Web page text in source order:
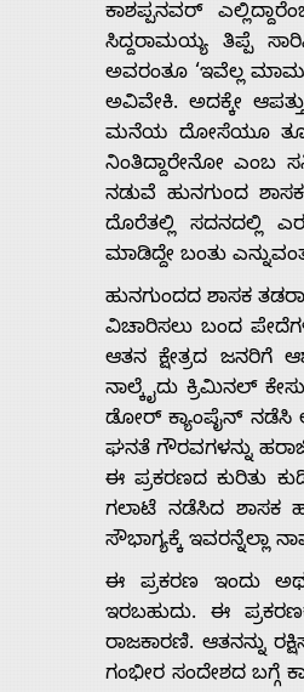
Home
About
Advertise
ಕಾಶಪ್ಪನವರ್
ಸಿದ್ದರಾಮಯ್ಯ ತಿಪ್ಪೆ
ಅವರಂತೂ ‘ಇವೆಲ್ಲ
ಅವಿವೇಕಿ. ಅದಕ್ಕೇ
ಮನೆಯ ದೋಸೆಯೂ ತೂತು
ನಿಂತಿದ್ದಾರೇನೋ ಎಂಬ
ನಡುವೆ ಹುನಗುಂದ
ದೊರೆತಲ್ಲಿ ಸದನದಲ್ಲಿ
ಮಾಡಿದ್ದೇ ಬಂತು
ಹುನಗುಂದದ ಶಾಸಕ
ವಿಚಾರಿಸಲು ಬಂದ
ಆತನ ಕ್ಷೇತ್ರದ ಜನರಿಗೆ
ನಾಲ್ಕೈದು ಕ್ರಿಮಿನಲ್
ಡೋರ್ ಕ್ಯಾಂಪೈನ್ ನಡೆಸಿ
ಘನತೆ ಗೌರವಗಳನ್ನು
ಈ ಪ್ರಕರಣದ ಕುರಿತು
ಗಲಾಟೆ ನಡೆಸಿದ ಶಾಸಕ
ಸೌಭಾಗ್ಯಕ್ಕೆ ಇವರನ್ನೆಲ್ಲಾ
ಈ ಪ್ರಕರಣ ಇಂದು
ಇರಬಹುದು. ಈ
ರಾಜಕಾರಣಿ. ಆತನನ್ನು
ಗಂಭೀರ ಸಂದೇಶದ ಬಗ್ಗೆ